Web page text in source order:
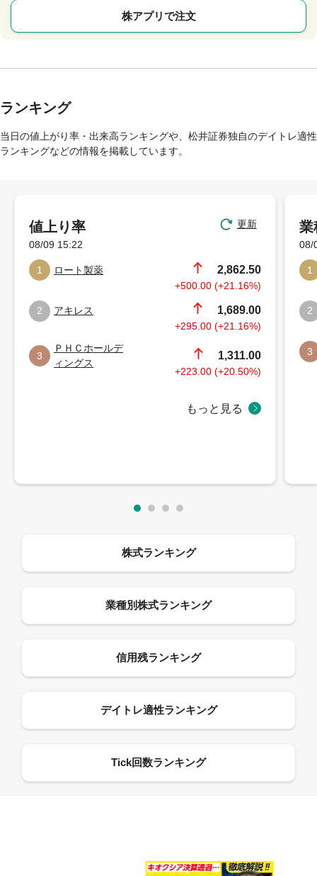
株アプリで注文
ランキング
当日の値上がり率・出来高ランキングや、松井証券独自のデイトレ適性
ランキングなどの情報を掲載しています。